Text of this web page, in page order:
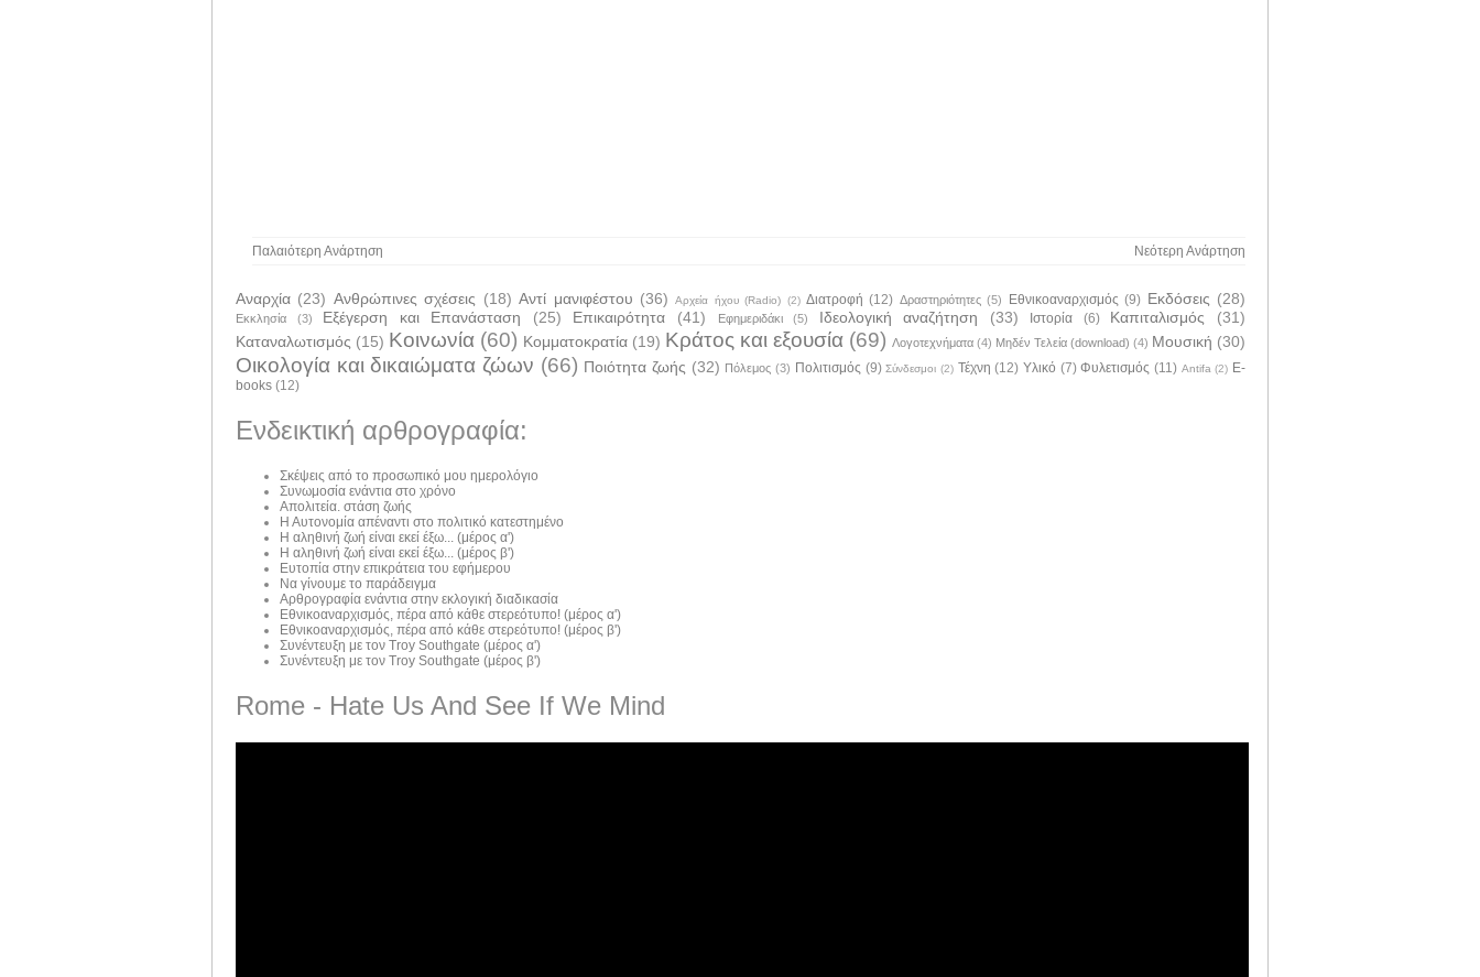
Νεότερη Ανάρτηση
Παλαιότερη Ανάρτηση
Αναρχία (23) Ανθρώπινες σχέσεις (18) Αντί μανιφέστου (36) Αρχεία ήχου (Radio) (2) Διατροφή (12) Δραστηριότητες (5) Εθνικοαναρχισμός (9) Εκδόσεις (28)
Εκκλησία (3) Εξέγερση και Επανάσταση (25) Επικαιρότητα (41) Εφημεριδάκι (5) Ιδεολογική αναζήτηση (33) Ιστορία (6) Καπιταλισμός
(31)
Καταναλωτισμός (15) Κοινωνία (60) Κομματοκρατία (19) Κράτος και εξουσία (69) Λογοτεχνήματα (4) Μηδέν Τελεία (download) (4) Μουσική (30)
Οικολογία και δικαιώματα ζώων (66) Ποιότητα ζωής (32) Πόλεμος (3) Πολιτισμός (9) Σύνδεσμοι (2) Τέχνη (12) Υλικό (7) Φυλετισμός (11) Antifa (2) E-
books (12)
Ενδεικτική αρθρογραφία:
Σκέψεις από το προσωπικό μου ημερολόγιο
Συνωμοσία ενάντια στο χρόνο
Απολιτεία. στάση ζωής
Η Αυτονομία απέναντι στο πολιτικό κατεστημένο
Η αληθινή ζωή είναι εκεί έξω... (μέρος α')
Η αληθινή ζωή είναι εκεί έξω... (μέρος β')
Ευτοπία στην επικράτεια του εφήμερου
Να γίνουμε το παράδειγμα
Αρθρογραφία ενάντια στην εκλογική διαδικασία
Εθνικοαναρχισμός, πέρα από κάθε στερεότυπο! (μέρος α')
Εθνικοαναρχισμός, πέρα από κάθε στερεότυπο! (μέρος β')
Συνέντευξη με τον Troy Southgate (μέρος α')
Συνέντευξη με τον Troy Southgate (μέρος β')
Rome - Hate Us And See If We Mind